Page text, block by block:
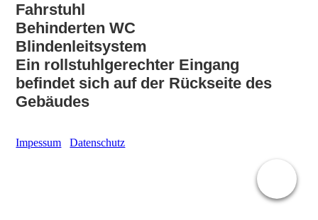
Fahrstuhl
Behinderten WC
Blindenleitsystem
Ein rollstuhlgerechter Eingang
befindet sich auf der Rückseite des
Gebäudes
Impessum Datenschutz